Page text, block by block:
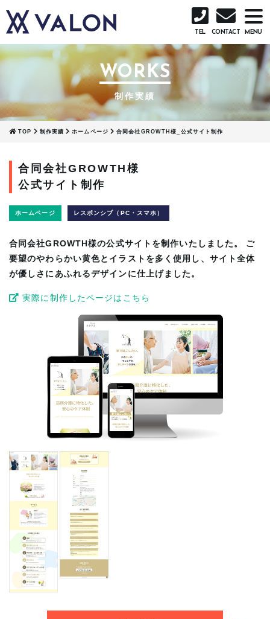
TEL CONTACT
WORKS
制作実績
TOP 制作実績 ホームページ 合同会社GROWTH様_公式サイト制作
合同会社GROWTH様
公式サイト制作
ホームページ レスポンシブ（PC・スマホ）
合同会社GROWTH様の公式サイトを制作いたしました。 ご
要望のやわらかい黄色とイラストを多く使用し、サイト全体
が優しさにあふれるデザインに仕上げました。
実際に制作したページはこちら